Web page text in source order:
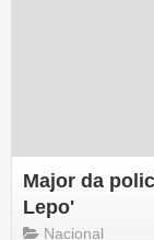
Major da
Lepo'
Nacional